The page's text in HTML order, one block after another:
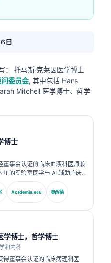
日
： 托马斯·克莱因医学博士
委员会, 其中包括 Hans
Mitchell 医学博士、哲学
博士
董事会认证的临床血液科医师兼
年的实验室医学与 AI 辅助临床
AI 的首席医疗官，他负责对专
进行临床监督。Klein 博士已发
实验室诊断的研究。.
Academia.edu 奥西德
博士，哲学博士
和内科
董事会认证的临床病理科医